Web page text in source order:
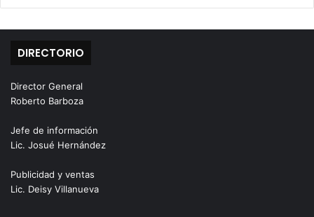
DIRECTORIO
Director General
Roberto Barboza
Jefe de información
Lic. Josué Hernández
Publicidad y ventas
Lic. Deisy Villanueva